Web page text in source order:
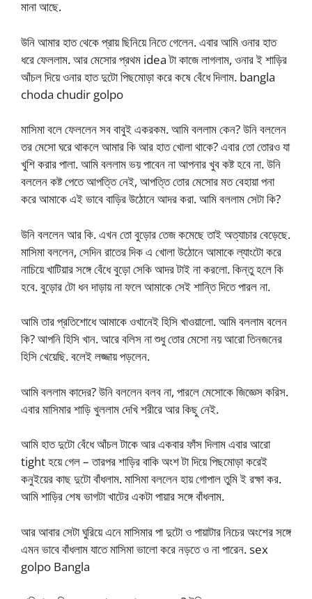
মানা আছে.
উনি আমার হাত থেকে প্রায় ছিনিয়ে নিতে গেলেন. এবার আমি ওনার হাত
ধরে ফেললাম. আর মেসোর প্রথম idea টা কাজে লাগলাম, ওনার ই শাড়ির
আঁচল দিয়ে ওনার হাত দুটো পিছমোড়া করে কষে বেঁধে দিলাম. bangla
choda chudir golpo
মাসিমা বলে ফেললেন সব বাবুই একরকম. আমি বললাম কেন? উনি বললেন
তর মেসো ঘরে থাকলে আমার কি আর হাত খোলা থাকে? এবার তো তোরও যা
খুশি করার পালা. আমি বললাম ভয় পাবেন না আপনার খুব কষ্ট হবে না. উনি
বললেন কষ্ট পেতে আপত্তি নেই, আপত্তি তোর মেসোর মত বেহায়া পনা
করে আমাকে এই ভাবে বাড়ির উঠোনে আদর করা. আমি বললাম সেটা কি?
উনি বললেন আর কি. এখন তো বুড়োর তেজ কমেছে তাই অত্যাচার বেড়েছে.
মাসিমা বললেন, সেদিন রাতের দিক এ খোলা উঠোনে আমাকে ল্যাংটো করে
নাচিয়ে খাটিয়ার সঙ্গে বেঁধে বুড়ো সেকি আদর টাই না করলো. কিন্তু হলে কি
হবে. বুড়োর টো ধন দাড়ায় না ফলে আমাকে সেই শান্তি দিতে পারল না.
আমি তার প্রতিশোধে আমাকে ওখানেই হিসি খাওয়ালো. আমি বললাম বলেন
কি? আপনি হিসি খান. আরে বলিস না শুধু তোর মেসো নয় আরো তিনজনের
হিসি খেয়েছি. বলেই লজ্জায় পড়লেন.
আমি বললাম কাদের? উনি বললেন বলব না, পারলে মেসোকে জিজ্ঞেস করিস.
এবার মাসিমার শাড়ি খুললাম দেখি শরীরে আর কিছু নেই.
আমি হাত দুটো বেঁধে আঁচল টাকে আর একবার ফাঁস দিলাম এবার আরো
tight হয়ে গেল – তারপর শাড়ির বাকি অংশ টা দিয়ে পিছমোড়া করেই
কনুইয়ের কাছ দুটো বাঁধলাম. মাসিমা বললেন হায় গোপাল তুমি ই রক্ষা কর.
আমি শাড়ির শেষ ভাগটা খাটের একটা পায়ার সঙ্গে বাঁধলাম.
আর আবার সেটা ঘুরিয়ে এনে মাসিমার পা দুটো ও পায়াটার নিচের অংশের সঙ্গে
এমন ভাবে বাঁধলাম যাতে মাসিমা ভালো করে নড়তে ও না পারেন. sex
golpo Bangla